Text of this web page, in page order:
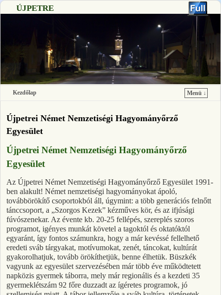
ÚJPETRE
Kezdőlap
Menü ↓
Újpetrei Német Nemzetiségi Hagyományőrző
Egyesület
Újpetrei Német Nemzetiségi Hagyományőrző
Egyesület
Az Újpetrei Német Nemzetiségi Hagyományőrző Egyesület 1991-
ben alakult! Német nemzetiségi hagyományokat ápoló,
továbbörökítő csoportokból áll, úgymint: a több generációs felnőtt
tánccsoport, a „Szorgos Kezek” kézműves kör, és az ifjúsági
fúvószenekar. Az évente kb. 20-25 fellépés, szereplés szoros
programot, igényes munkát követel a tagoktól és oktatóktól
egyaránt, így fontos számunkra, hogy a már kevéssé fellelhető
eredeti sváb tárgyakat, motívumokat, zenét, táncokat, kultúrát
gyakorolhatjuk, tovább örökíthetjük, benne élhetük. Büszkék
vagyunk az egyesület szervezésében már több éve működtetett
napközis gyermek táborra, mely már regionális és a kezdeti 35
gyermeklétszám 92 főre duzzadt az ígéretes programok, jó